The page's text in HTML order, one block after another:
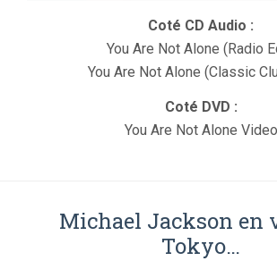
Coté CD Audio :
You Are Not Alone (Radio
You Are Not Alone (Classic
Coté DVD :
You Are Not Alone Video
Michael Jackson en
Tokyo…